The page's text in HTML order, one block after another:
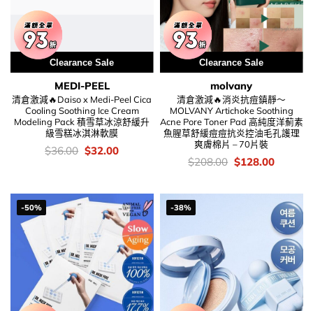
Clearance Sale
MEDI-PEEL
清倉激減🔥Daiso x Medi-Peel Cica
Cooling Soothing Ice Cream
Modeling Pack 積雪草冰涼舒緩升
級雪糕冰淇淋軟膜
價
錢：
$36.00 Original
price
$32.00Current
Clearance Sale
molvany
清倉激減🔥消炎抗痘鎮靜～
MOLVANY Artichoke Soothing
Acne Pore Toner Pad 高純度洋薊素
魚腥草舒緩痘痘抗炎控油毛孔護理
爽膚棉片 – 70片裝
價
錢：
$208.00 Original
price
$208.00.
$128.00Current
-50% -38%